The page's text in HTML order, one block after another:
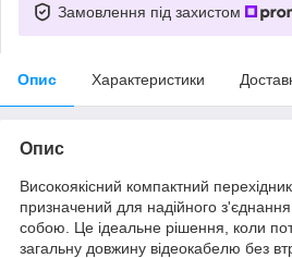
Замовлення під захистом
Опис Характеристики
Опис
Високоякісний компактний
призначений для надійного
собою. Це ідеальне рішення, коли
загальну довжину відеокабелю без